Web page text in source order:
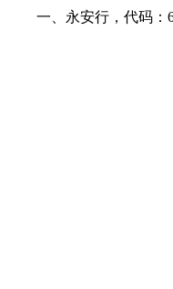
一、永安行，代码：